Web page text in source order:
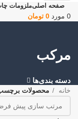
صفحه اصلیملزومات
0 مورد 0 تومان
مرکب
دسته بندی‌ها
خانه محصولات